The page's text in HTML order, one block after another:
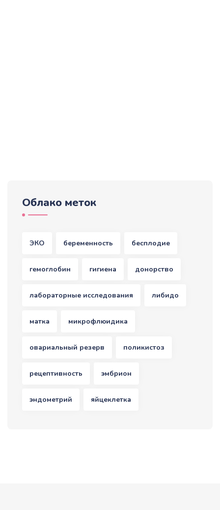
Облако меток
ЭКО беременность бесплодие
гемоглобин гигиена донорство
лабораторные исследования либидо
матка микрофлюидика
овариальный резерв поликистоз
рецептивность эмбрион
эндометрий яйцеклетка